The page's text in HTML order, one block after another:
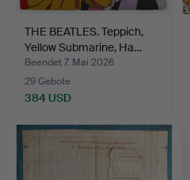
THE BEATLES. Teppich,
Yellow Submarine, Ha…
Beendet 7. Mai 2026
29 Gebote
384 USD